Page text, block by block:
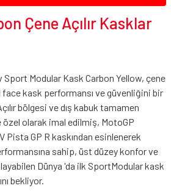
Çene Açılır Kasklar
Sport Modular Kask Carbon Yellow, çene
face kask performansı ve güvenliğini bir
bölgesi ve dış kabuk tamamen
olarak imal edilmiş, MotoGP
Pista GP R kaskından esinlenerek
sahip, üst düzey konfor ve
Dünya 'da ilk SportModular kask
bekliyor.